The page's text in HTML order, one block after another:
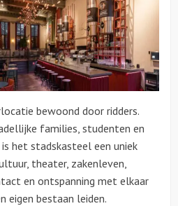
Locaties
Feesten
bewoond door ridders.
families, studenten en
het stadskasteel een uniek
theater, zakenleven,
en ontspanning met elkaar
eigen bestaan leiden.